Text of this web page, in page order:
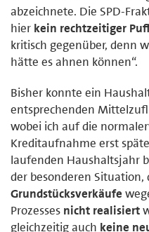
abzeichnete. Die SPD-
hier kein rechtzeitiger
kritisch gegenüber, denn
hätte es ahnen können“.
Bisher konnte ein
entsprechenden
wobei ich auf die
Kreditaufnahme erst
laufenden Haushaltsjahr
der besonderen Situation,
Grundstücksverkäufe
Prozesses nicht realisiert
gleichzeitig auch keine